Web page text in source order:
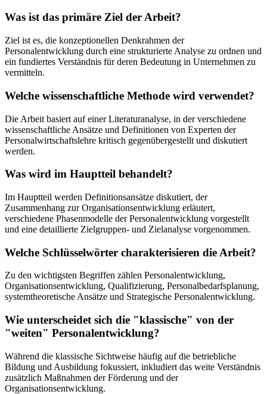
Was ist das primäre Ziel der Arbeit?
Ziel ist es, die konzeptionellen Denkrahmen der
Personalentwicklung durch eine strukturierte Analyse zu ordnen und
ein fundiertes Verständnis für deren Bedeutung in Unternehmen zu
vermitteln.
Welche wissenschaftliche Methode wird verwendet?
Die Arbeit basiert auf einer Literaturanalyse, in der verschiedene
wissenschaftliche Ansätze und Definitionen von Experten der
Personalwirtschaftslehre kritisch gegenübergestellt und diskutiert
werden.
Was wird im Hauptteil behandelt?
Im Hauptteil werden Definitionsansätze diskutiert, der
Zusammenhang zur Organisationsentwicklung erläutert,
verschiedene Phasenmodelle der Personalentwicklung vorgestellt
und eine detaillierte Zielgruppen- und Zielanalyse vorgenommen.
Welche Schlüsselwörter charakterisieren die Arbeit?
Zu den wichtigsten Begriffen zählen Personalentwicklung,
Organisationsentwicklung, Qualifizierung, Personalbedarfsplanung,
systemtheoretische Ansätze und Strategische Personalentwicklung.
Wie unterscheidet sich die "klassische" von der
"weiten" Personalentwicklung?
Während die klassische Sichtweise häufig auf die betriebliche
Bildung und Ausbildung fokussiert, inkludiert das weite Verständnis
zusätzlich Maßnahmen der Förderung und der
Organisationsentwicklung.